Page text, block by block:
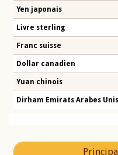
Yen japonais
Livre sterling
Franc suisse
Dollar canadien
Yuan chinois
Dirham Emirats Arabes Unis